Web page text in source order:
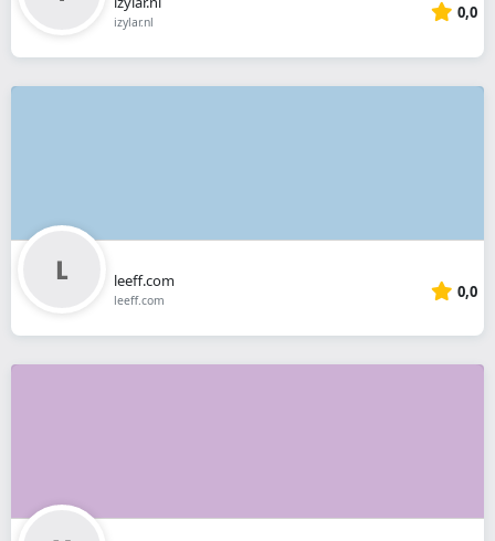
izylar.nl 0,0
leeff.com
leeff.com 0,0